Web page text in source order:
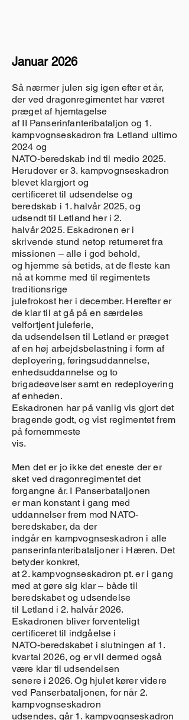
Januar 2026
Så nærmer julen sig igen efter et år,
der ved dragonregimentet har været
præget af hjemtagelse
af II Panserinfanteribataljon og 1.
kampvognseskadron fra Letland ultimo
2024 og
NATO-beredskab ind til medio 2025.
Herudover er 3. kampvognseskadron
blevet klargjort og
certificeret til udsendelse og
beredskab i 1. halvår 2025, og
udsendt til Letland her i 2.
halvår 2025. Eskadronen er i
skrivende stund netop returneret fra
missionen – alle i god behold,
og hjemme så betids, at de fleste kan
nå at komme med til regimentets
traditionsrige
julefrokost her i december. Herefter er
de klar til at gå på en særdeles
velfortjent juleferie,
da udsendelsen til Letland er præget
af en høj arbejdsbelastning i form af
deployering, føringsuddannelse,
enhedsuddannelse og to
brigadeøvelser samt en redeployering
af enheden.
Eskadronen har på vanlig vis gjort det
bragende godt, og vist regimentet frem
på fornemmeste
vis.
Men det er jo ikke det eneste der er
sket ved dragonregimentet det
forgangne år. I Panserbataljonen
er man konstant i gang med
uddannelser frem mod NATO-
beredskaber, da der
indgår en kampvognseskadron i alle
panserinfanteribataljoner i Hæren. Det
betyder konkret,
at 2. kampvognseskadron pt. er i gang
med at gøre sig klar – både til
beredskabet og udsendelse
til Letland i 2. halvår 2026.
Eskadronen bliver forventeligt
certificeret til indgåelse i
NATO-beredskabet i slutningen af 1.
kvartal 2026, og er vil dermed også
være klar til udsendelsen
senere i 2026. Og hjulet kører videre
ved Panserbataljonen, for når 2.
kampvognseskadron
udsendes, går 1. kampvognseskadron